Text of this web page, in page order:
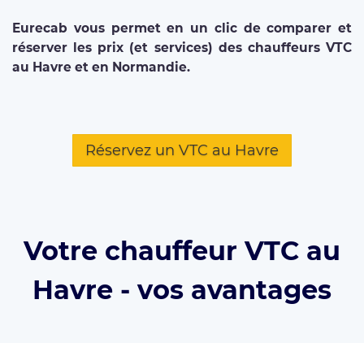
Eurecab vous permet en un clic de comparer et
réserver les prix (et services) des chauffeurs VTC
au Havre et en Normandie.
Réservez un VTC au Havre
Votre chauffeur VTC au
Havre - vos avantages